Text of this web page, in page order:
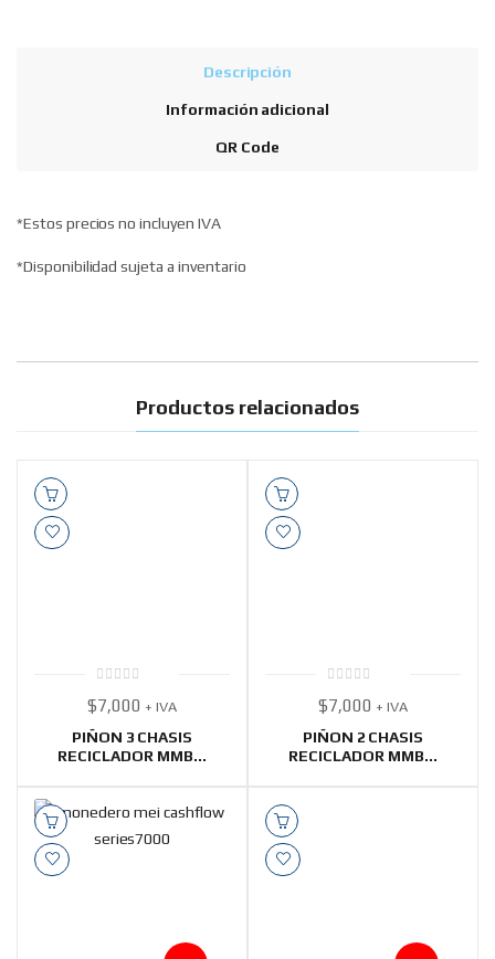
Descripción
Información adicional
QR Code
*Estos precios no incluyen IVA
*Disponibilidad sujeta a inventario
Productos relacionados
out
5
$7,000 + IVA
PIÑON 3 CHASIS
RECICLADOR MMB...
out
5
$7,000 + IVA
PIÑON 2 CHASIS
RECICLADOR MMB...